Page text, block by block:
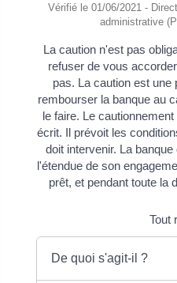
Vérifié le 01/06/2021 -
administrative
La caution n'est pas
refuser de vous
pas. La caution est une
rembourser la banque au
le faire. Le
écrit. Il prévoit les
doit intervenir. La
l'étendue de son
prêt, et pendant toute la
Tout
De quoi s'agit-il ?